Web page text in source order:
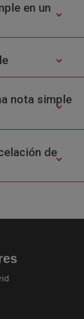
en un
nota simple
de